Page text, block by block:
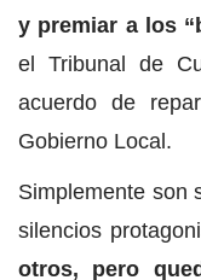
y premiar a los
el Tribunal de
acuerdo de
Gobierno Local.
Simplemente son
silencios
otros, pero